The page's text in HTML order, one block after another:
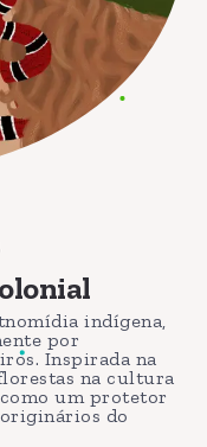
indígena,
por
Inspirada na
na cultura
um protetor
do